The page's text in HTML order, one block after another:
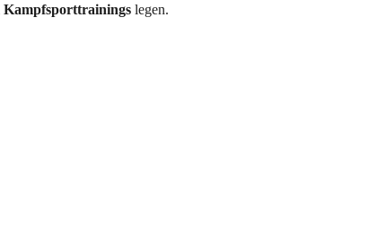
Kampfsporttrainings legen.